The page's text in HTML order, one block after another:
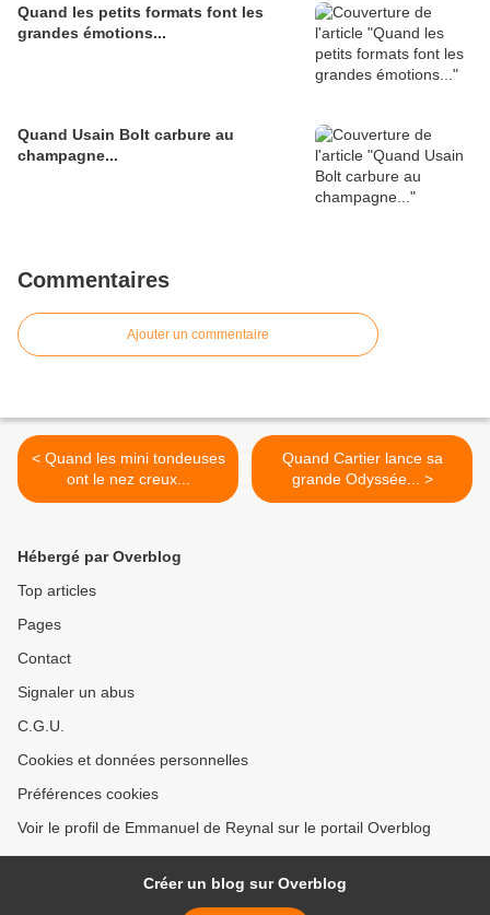
Quand les petits formats font les
grandes émotions...
Quand Usain Bolt carbure au
champagne...
Commentaires
Ajouter un commentaire
< Quand les mini tondeuses
ont le nez creux...
Quand Cartier lance sa
grande Odyssée... >
Hébergé par Overblog
Top articles
Pages
Contact
Signaler un abus
C.G.U.
Cookies et données personnelles
Préférences cookies
Voir le profil de Emmanuel de Reynal sur le portail Overblog
Créer un blog sur Overblog